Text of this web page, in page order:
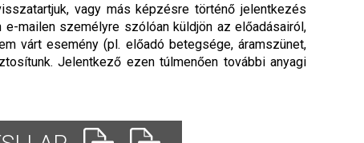
vagy más képzésre történő jelentkezés
mailen személyre szólóan küldjön az előadásairól,
várt esemény (pl. előadó betegsége, áramszünet,
Jelentkező ezen túlmenően további anyagi